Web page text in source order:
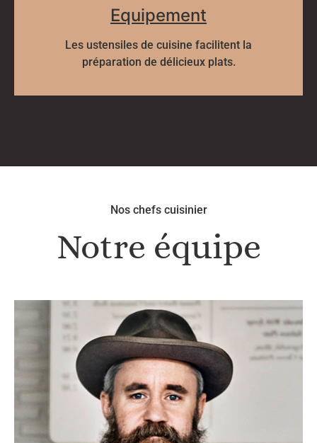
Equipement
Les ustensiles de cuisine facilitent la
préparation de délicieux plats.
Nos chefs cuisinier
Notre équipe